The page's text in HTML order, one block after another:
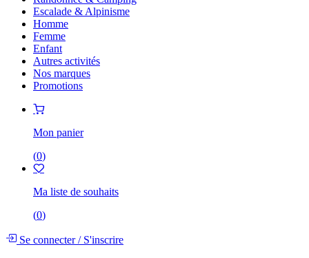
Escalade & Alpinisme
Homme
Femme
Enfant
Autres activités
Nos marques
Promotions
Mon panier
(0)
Ma liste de souhaits
(0)
Se connecter/S'inscrire